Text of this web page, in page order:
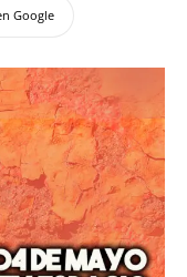
Google